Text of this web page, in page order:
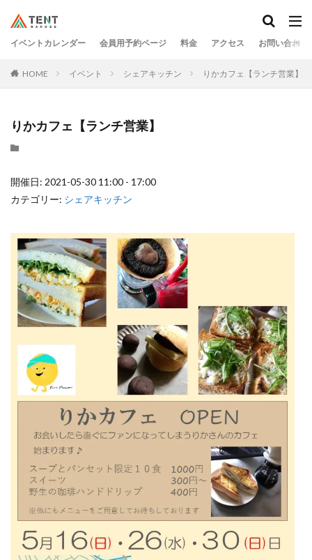
イベントカレンダー 会員用予約ページ 料金 アクセス お問い合わせ
HOME イベント シェアキッチン りかカフェ【ランチ営業】
りかカフェ【ランチ営業】
開催日: 2021-05-30 11:00 - 17:00
カテゴリー: シェアキッチン